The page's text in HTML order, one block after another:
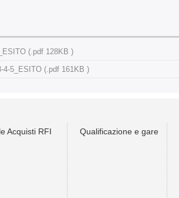
(.pdf 128KB )
4-5_ESITO (.pdf 161KB )
Acquisti RFI Qualificazione e gare